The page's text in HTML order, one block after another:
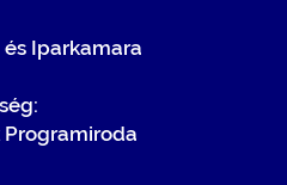
Iparkamara
Programiroda